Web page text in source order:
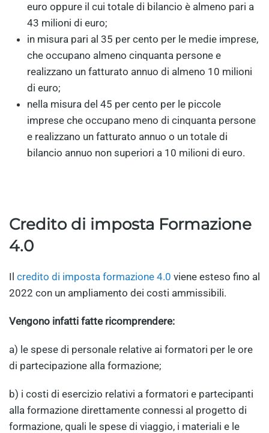
euro oppure il cui totale di bilancio è almeno pari a
43 milioni di euro;
in misura pari al 35 per cento per le medie imprese,
che occupano almeno cinquanta persone e
realizzano un fatturato annuo di almeno 10 milioni
di euro;
nella misura del 45 per cento per le piccole
imprese che occupano meno di cinquanta persone
e realizzano un fatturato annuo o un totale di
bilancio annuo non superiori a 10 milioni di euro.
Credito di imposta Formazione
4.0
Il credito di imposta formazione 4.0 viene esteso fino al
2022 con un ampliamento dei costi ammissibili.
Vengono infatti fatte ricomprendere:
a) le spese di personale relative ai formatori per le ore
di partecipazione alla formazione;
b) i costi di esercizio relativi a formatori e partecipanti
alla formazione direttamente connessi al progetto di
formazione, quali le spese di viaggio, i materiali e le